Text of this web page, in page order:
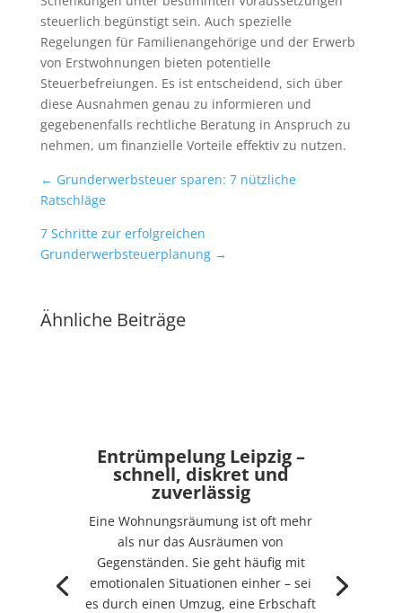
steuerlich begünstigt sein. Auch spezielle
Regelungen für Familienangehörige und der Erwerb
von Erstwohnungen bieten potentielle
Steuerbefreiungen. Es ist entscheidend, sich über
diese Ausnahmen genau zu informieren und
gegebenenfalls rechtliche Beratung in Anspruch zu
nehmen, um finanzielle Vorteile effektiv zu nutzen.
← Grunderwerbsteuer sparen: 7 nützliche
Ratschläge
7 Schritte zur erfolgreichen
Grunderwerbsteuerplanung→
Ähnliche Beiträge
Entrümpelung Leipzig –
schnell, diskret und
zuverlässig
Eine Wohnungsräumung ist oft mehr
als nur das Ausräumen von
Gegenständen. Sie geht häufig mit
emotionalen Situationen einher – sei
es durch einen Umzug, eine Erbschaft